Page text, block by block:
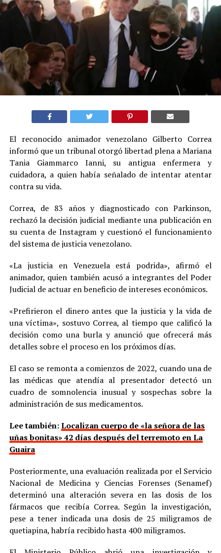
El reconocido animador venezolano Gilberto Correa
informó que un tribunal otorgó libertad plena a Mariana
Tania Giammarco Ianni, su antigua enfermera y
cuidadora, a quien había señalado de intentar atentar
contra su vida.
Correa, de 83 años y diagnosticado con Parkinson,
rechazó la decisión judicial mediante una publicación en
su cuenta de Instagram y cuestionó el funcionamiento
del sistema de justicia venezolano.
«La justicia en Venezuela está podrida», afirmó el
animador, quien también acusó a integrantes del Poder
Judicial de actuar en beneficio de intereses económicos.
«Prefirieron el dinero antes que la justicia y la vida de
una víctima», sostuvo Correa, al tiempo que calificó la
decisión como una burla y anunció que ofrecerá más
detalles sobre el proceso en los próximos días.
El caso se remonta a comienzos de 2022, cuando una de
las médicas que atendía al presentador detectó un
cuadro de somnolencia inusual y sospechas sobre la
administración de sus medicamentos.
Lee también:Localizan cuerpo de «la señora de las
uñas bonitas» 42 días después del terremoto en La
Guaira
Posteriormente, una evaluación realizada por el Servicio
Nacional de Medicina y Ciencias Forenses (Senamef)
determinó una alteración severa en las dosis de los
fármacos que recibía Correa. Según la investigación,
pese a tener indicada una dosis de 25 miligramos de
quetiapina, habría recibido hasta 400 miligramos.